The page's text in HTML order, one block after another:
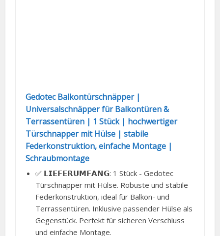
Gedotec Balkontürschnäpper |
Universalschnäpper für Balkontüren &
Terrassentüren | 1 Stück | hochwertiger
Türschnapper mit Hülse | stabile
Federkonstruktion, einfache Montage |
Schraubmontage
✅ 𝗟𝗜𝗘𝗙𝗘𝗥𝗨𝗠𝗙𝗔𝗡𝗚: 1 Stück - Gedotec
Türschnapper mit Hülse. Robuste und stabile
Federkonstruktion, ideal für Balkon- und
Terrassentüren. Inklusive passender Hülse als
Gegenstück. Perfekt für sicheren Verschluss
und einfache Montage.